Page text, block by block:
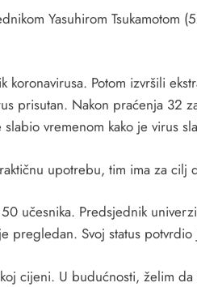
Yasuhirom Tsukamotom
Potom izvršili
prisutan. Nakon praćenja
vremenom kako je virus
upotrebu, tim ima za
učesnika. Predsjednik
pregledan. Svoj status
cijeni. U budućnosti, želim